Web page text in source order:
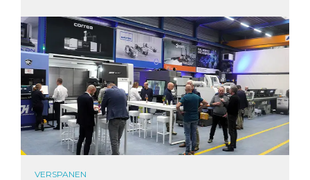
VERSPANEN